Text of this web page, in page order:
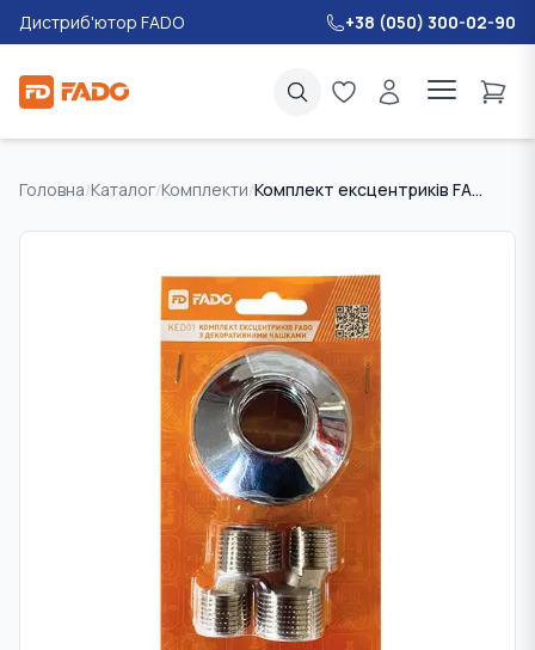
Дистриб'ютор FADO +38 (050) 300-02-90
Головна/Каталог/Комплекти/ Комплект ексцентриків FADO з декоративними чашками